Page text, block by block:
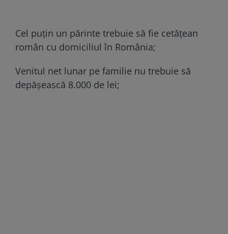
Cel puțin un părinte trebuie să fie cetățean
român cu domiciliul în România;
Venitul net lunar pe familie nu trebuie să
depășească 8.000 de lei;